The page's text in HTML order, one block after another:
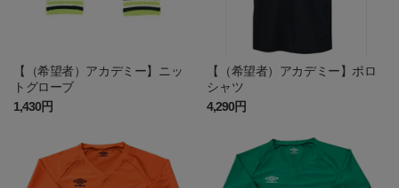
【（希望者）アカデミー】ニッ
トグローブ
1,430円
【（希望者）アカデミー】ポロ
シャツ
4,290円